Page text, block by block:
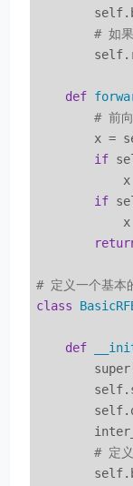
# 如果
def
# 前
x =
if
if
# 定义一个基
class
def
# 定